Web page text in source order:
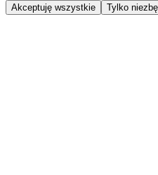
Akceptuję wszystkie Tylko